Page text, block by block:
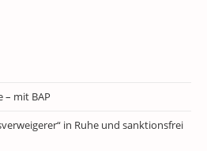
– mit BAP
in Ruhe und sanktionsfrei